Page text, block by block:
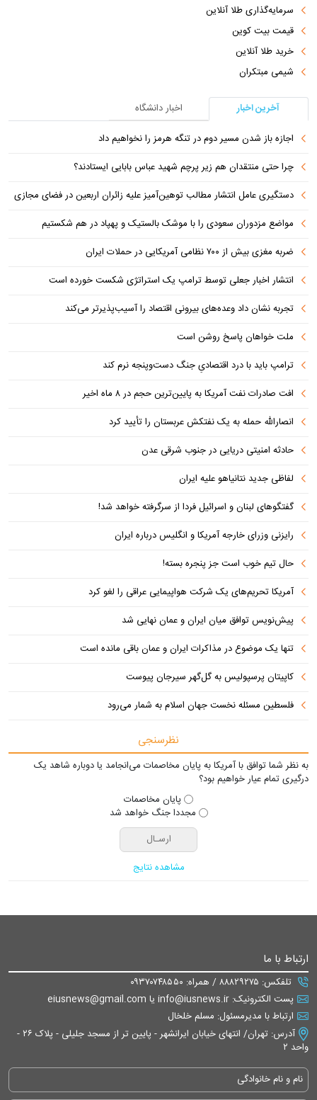
سرمایه‌گذاری طلا آنلاین
قیمت بیت کوین
خرید طلا آنلاین
شیمی مبتکران
آخرین اخبار
اخبار دانشگاه
اجازه باز شدن مسیر دوم در تنگه هرمز را نخواهیم داد
چرا حتی منتقدان هم زیر پرچم شهید عباس بابایی ایستادند؟
دستگیری عامل انتشار مطالب توهین‌آمیز علیه زائران اربعین در فضای مجازی
مواضع مزدوران سعودی را با موشک بالستیک و پهپاد در هم شکستیم
ضربه مغزی بیش از ۷۰۰ نظامی آمریکایی در حملات ایران
انتشار اخبار جعلی توسط ترامپ یک استراتژی شکست خورده است
تجربه نشان داد وعده‌های بیرونی اقتصاد را آسیب‌پذیرتر می‌کند
ملت خواهان پاسخ روشن است
ترامپ باید با درد اقتصادیِ جنگ دست‌و‌پنجه نرم کند
افت صادرات نفت آمریکا به پایین‌ترین حجم در ۸ ماه اخیر
انصارالله حمله به یک نفتکش عربستان را تأیید کرد
حادثه امنیتی دریایی در جنوب شرقی عدن
لفاظی جدید نتانیاهو علیه ایران
گفتگوهای لبنان و اسرائیل فردا از سرگرفته خواهد شد!
رایزنی وزرای خارجه آمریکا و انگلیس درباره ایران
حال تیم خوب است جز پنجره بسته!
آمریکا تحریم‌های یک شرکت هواپیمایی عراقی را لغو کرد
پیش‌نویس توافق میان ایران و عمان نهایی شد
تنها یک موضوع در مذاکرات ایران و عمان باقی مانده است
کاپیتان پرسپولیس به گل‌گهر سیرجان پیوست
فلسطین مسئله نخست جهان اسلام به شمار می‌رود
نظرسنجی
به نظر شما توافق با آمریکا به پایان مخاصمات می‌انجامد یا دوباره شاهد یک
درگیری تمام عیار خواهیم بود؟
پایان مخاصمات
مجددا جنگ خواهد شد
مشاهده نتایج
ارتباط با ما
تلفکس: ۸۸۸۲۹۲۷۵ / همراه: ۰۹۳۷۰۷۴۸۵۵۰
پست الکترونیک: info@iusnews.ir یا eiusnews@gmail.com
ارتباط با مدیرمسئول: مسلم خلخال
آدرس: تهران/ انتهای خیابان ایرانشهر - پایین تر از مسجد جلیلی - پلاک ۲۶ -
واحد ۲